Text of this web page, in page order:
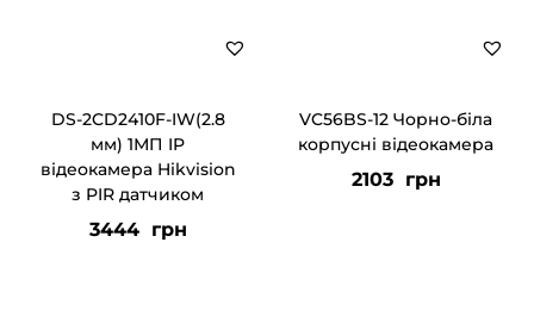
DS-2CD2410F-IW(2.8
мм) 1МП IP
відеокамера Hikvision
з PIR датчиком
3444 грн
VC56BS-12 Чорно-біла
корпусні відеокамера
2103 грн